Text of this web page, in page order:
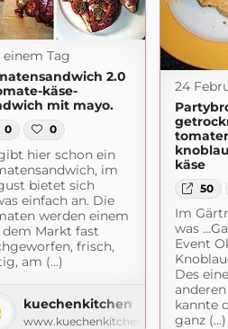
Tag
2.0
käse-
mit mayo.
0 0
hier schon ein
im
bietet sich
einfach an. Die
werden einem
dem Markt fast
frisch,
am (...)
kuechenkitchen
www.kuechenkitchen.de
24
käse
50
Im
was
Event
Des
anderen
kannte
ganz (...)